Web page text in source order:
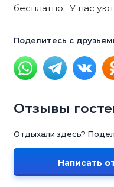
бесплатно. У нас
Поделитесь с
Отзывы
Отдыхали здесь?
Написать